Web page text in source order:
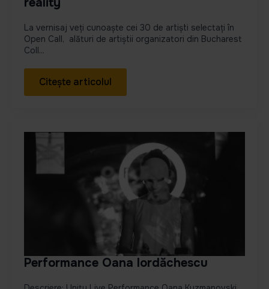
La vernisaj veți cunoaște cei 30 de artiști selectați în
Open Call, alături de artiștii organizatori din Bucharest
Coll...
Citește articolul
Performance Oana Iordăchescu